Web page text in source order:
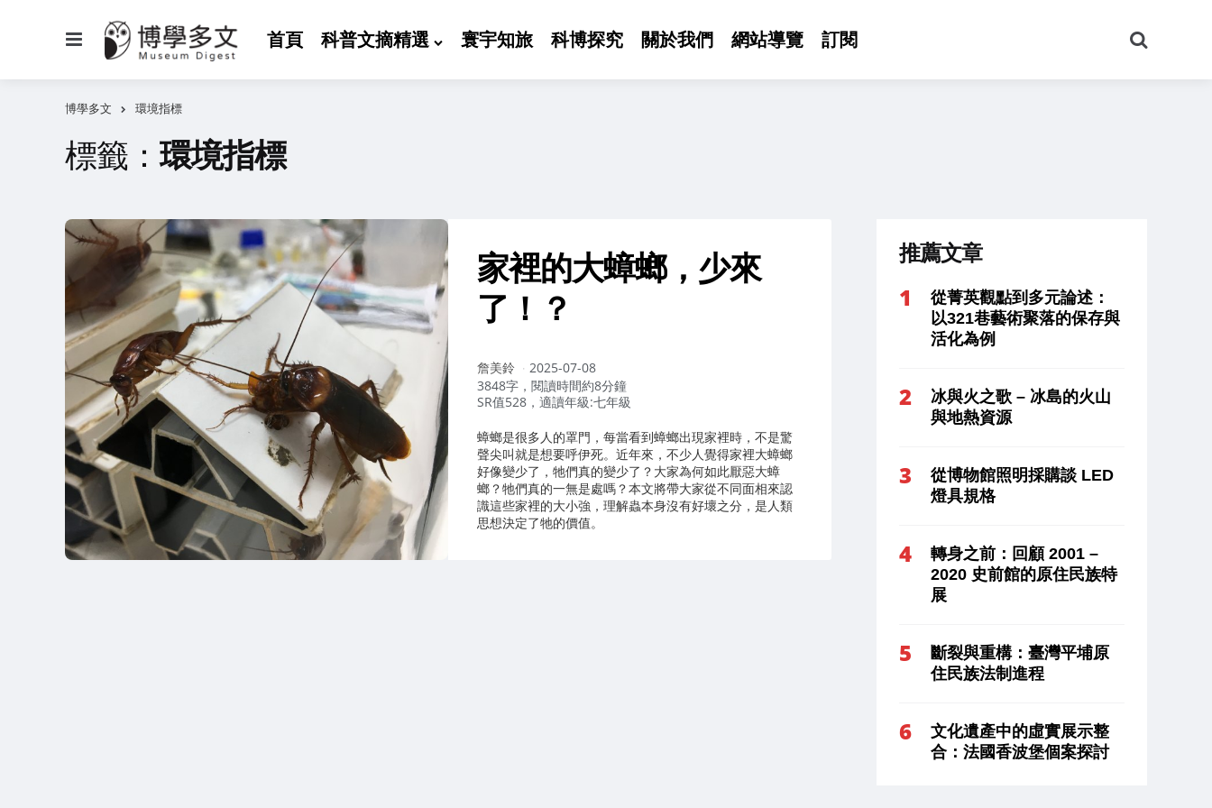
首頁 科普文摘精選 寰宇知旅 科博探究 關於我們 網站導覽 訂閱
尋
博學多文 環境指標
標籤：環境指標
家裡的大蟑螂，少來
了！？
作
者：
詹美鈴
2025-07-08
3848字，閱讀時間約8分鐘
SR值528，適讀年級:七年級
蟑螂是很多人的罩門，每當看到蟑螂出現家裡時，不是驚
聲尖叫就是想要呼伊死。近年來，不少人覺得家裡大蟑螂
好像變少了，牠們真的變少了？大家為何如此厭惡大蟑
螂？牠們真的一無是處嗎？本文將帶大家從不同面相來認
識這些家裡的大小強，理解蟲本身沒有好壞之分，是人類
思想決定了牠的價值。
推薦文章
從菁英觀點到多元論述：
以321巷藝術聚落的保存與
活化為例
冰與火之歌 – 冰島的火山
與地熱資源
從博物館照明採購談 LED
燈具規格
轉身之前：回顧 2001 –
2020 史前館的原住民族特
展
斷裂與重構：臺灣平埔原
住民族法制進程
文化遺產中的虛實展示整
合：法國香波堡個案探討